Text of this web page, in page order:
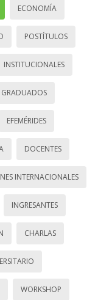
ECONOMÍA
POSTÍTULOS
INSTITUCIONALES
GRADUADOS
EFEMÉRIDES
DOCENTES
INTERNACIONALES
INGRESANTES
CHARLAS
WORKSHOP